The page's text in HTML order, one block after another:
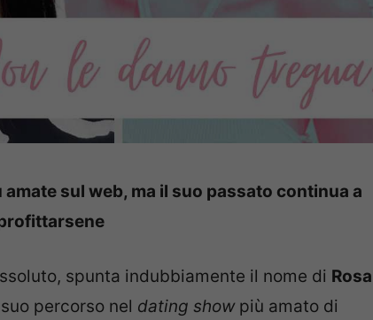
sul web, ma il suo passato continua a
spunta indubbiamente il nome di Rosa
percorso nel dating show più amato di